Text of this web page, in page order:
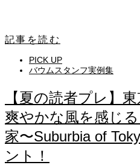
記事を読む
PICK UP
バウムスタンフ実例集
【夏の読者プレ】
爽やかな風を感じ
家〜Suburbia of
ント！